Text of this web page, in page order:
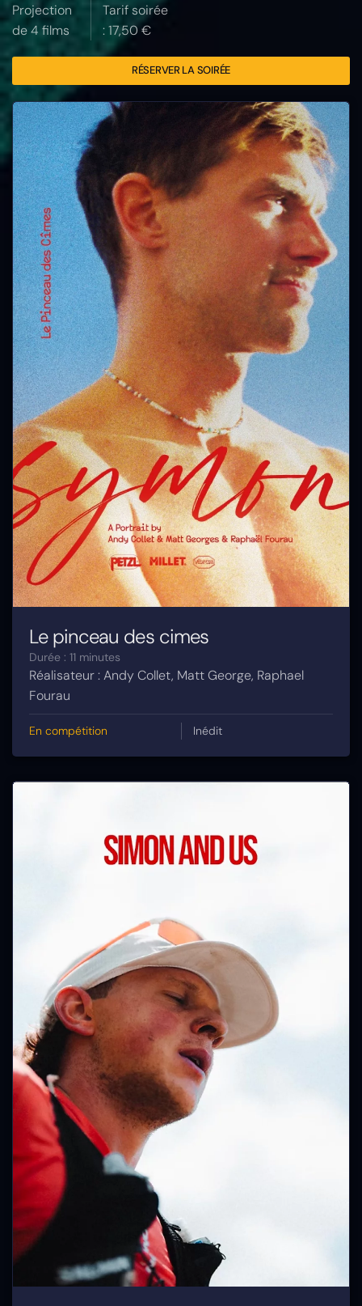
Projection
de 4 films
Tarif soirée
: 17,50 €
RÉSERVER LA SOIRÉE
Le pinceau des cimes
Durée : 11 minutes
Réalisateur : Andy Collet, Matt George, Raphael
Fourau
En compétition Inédit